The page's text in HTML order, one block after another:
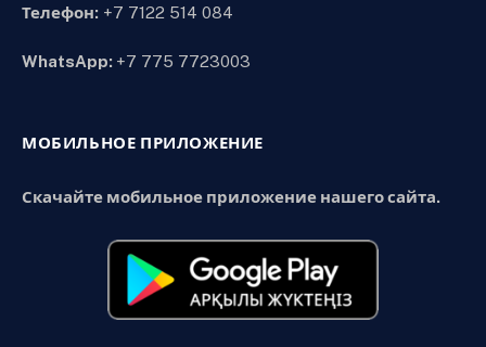
Телефон: +7 7122 514 084
WhatsApp: +7 775 7723003
МОБИЛЬНОЕ ПРИЛОЖЕНИЕ
Скачайте мобильное приложение нашего сайта.